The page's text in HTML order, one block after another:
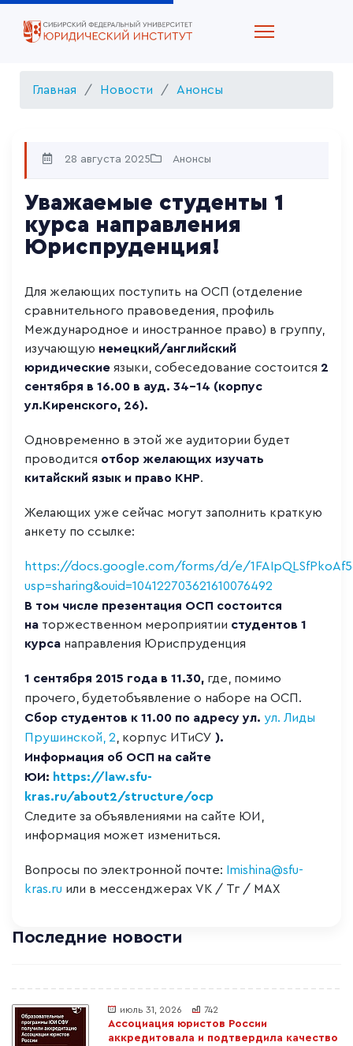
Главная Новости Анонсы
28 августа 2025 Анонсы
Уважаемые студенты 1
курса направления
Юриспруденция!
Для желающих поступить на ОСП (отделение
сравнительного правоведения, профиль
Международное и иностранное право) в группу,
изучающую немецкий/английский
юридические языки, собеседование состоится 2
сентября в 16.00 в ауд. 34-14 (корпус
ул.Киренского, 26).
Одновременно в этой же аудитории будет
проводится отбор желающих изучать
китайский язык и право КНР.
Желающих уже сейчас могут заполнить краткую
анкету по ссылке:
https://docs.google.com/forms/d/e/
usp=sharing&ouid=104122703621610076492
В том числе презентация ОСП состоится
на торжественном мероприятии студентов 1
курса направления Юриспруденция
1 сентября 2015 года в 11.30, где, помимо
прочего, будетобъявление о наборе на ОСП.
Сбор студентов к 11.00 по адресу ул. ул. Лиды
Прушинской, 2 , корпус ИТиСУ ).
Информация об ОСП на сайте
ЮИ: https://law.sfu-
kras.ru/about2/structure/ocp
Следите за объявлениями на сайте ЮИ,
информация может измениться.
Вопросы по электронной почте:
Imishina@sfu-
kras.ru или в мессенджерах VK / Тг / МАХ
Последние новости
июль 31, 2026 742
Ассоциация юристов России
аккредитовала и подтвердила качество